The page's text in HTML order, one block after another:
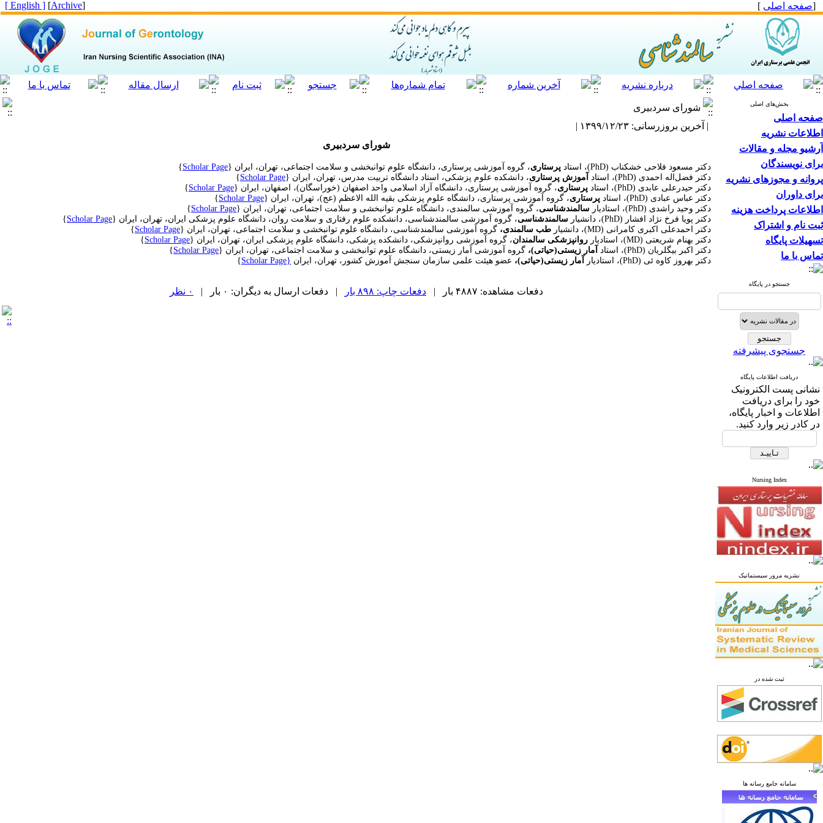
[صفحه اصلی ]
[
Archive
]
[ English ]
بخش‌های اصلی
صفحه اصلی
اطلاعات نشریه
آرشیو مجله و مقالات
برای نویسندگان
پروانه و مجوزهای نشریه
برای داوران
اطلاعات پرداخت هزینه
ثبت نام و اشتراک
تسهیلات پایگاه
تماس با ما
جستجو در پایگاه
جستجوی پیشرفته
دریافت اطلاعات پایگاه
نشانی پست الکترونیک
خود را برای دریافت
اطلاعات و اخبار پایگاه،
در کادر زیر وارد کنید.
Nursing Index
نشریه مرور سیستماتیک
ثبت شده در
سامانه جامع رسانه ها
شورای سردبیری
| آخرین بروزرسانی: ۱۳۹۹/۱۲/۲۳ |
شورای سردبیری
دکتر مسعود فلاحی خشکناب (PhD)، استاد پرستاری، گروه آموزشی پرستاری، دانشگاه علوم توانبخشی و سلامت اجتماعی، تهران، ایران {Scholar Page
}
دکتر فضل‌اله احمدی (PhD)، استاد
آموزش پرستاری، دانشکده علوم پزشکی، استاد دانشگاه تربیت مدرس، تهران، ایران {Scholar Page
}
دکتر حیدرعلی عابدی (PhD)، استاد
پرستاری، گروه آموزشی پرستاری، دانشگاه آزاد اسلامی واحد اصفهان (خوراسگان)، اصفهان، ایران {Scholar Page
}
دکتر عباس عبادی (PhD)، استاد
پرستاری، گروه آموزشی پرستاری، دانشگاه علوم پزشکی بقیه الله الاعظم (عج)، تهران، ایران {Scholar Page
}
دکتر وحید راشدی (PhD)، استادیار
سالمندشناسی، گروه آموزشی سالمندی، دانشگاه علوم توانبخشی و سلامت اجتماعی، تهران، ایران {
Scholar Page
}
دکتر پویا فرخ نژاد افشار (PhD)، دانشیار
سالمندشناسی، گروه آموزشی سالمندشناسی، دانشکده علوم رفتاری و سلامت روان، دانشگاه علوم پزشکی ایران، تهران، ایران {
Scholar Page
}
دکتر احمدعلی اکبری کامرانی (MD)، دانشیار
طب سالمندی، گروه آموزشی سالمندشناسی، دانشگاه علوم توانبخشی و سلامت اجتماعی، تهران، ایران {Scholar Page
}
دکتر بهنام شریعتی (MD)، استادیار
روانپزشکی سالمندان، گروه آموزشی روانپزشکی، دانشکده پزشکی، دانشگاه علوم پزشکی ایران، تهران، ایران {
Scholar Page
}
دکتر اکبر بیگلریان (PhD)، استاد
آمار زیستی(حیاتی)، گروه آموزشی آمار زیستی، دانشگاه علوم توانبخشی و سلامت اجتماعی، تهران، ایران {Scholar Page
}
دکتر بهروز کاوه ئی (PhD)، استادیار
آمار زیستی(حیاتی)، عضو هیئت علمی سازمان سنجش آموزش کشور، تهران، ایران {Scholar Page
}
دفعات مشاهده: ۴۸۸۷ بار | دفعات چاپ: ۸۹۸ بار | دفعات ارسال به دیگران: ۰ بار | ۰ نظر